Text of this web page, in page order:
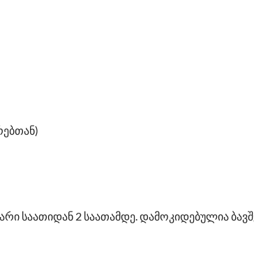
საათიდან 2 საათამდე. დამოკიდებულია